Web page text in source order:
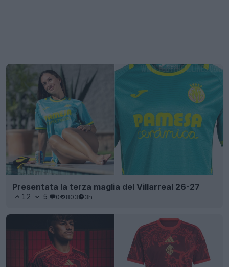
Presentata la terza maglia del Villarreal 26-27
12 5 0 803 3h